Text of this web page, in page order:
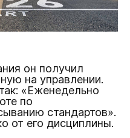
он получил
на управлении.
«Еженедельно
по
стандартов».
от его дисциплины.